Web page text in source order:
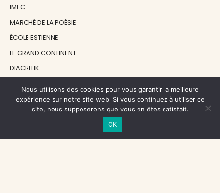
IMEC
MARCHÉ DE LA POÉSIE
ÉCOLE ESTIENNE
LE GRAND CONTINENT
DIACRITIK
NOS SOUTIENS
CENTRE NATIONAL DU LIVRE
Nous utilisons des cookies pour vous garantir la meilleure
expérience sur notre site web. Si vous continuez à utiliser ce
site, nous supposerons que vous en êtes satisfait.
OK